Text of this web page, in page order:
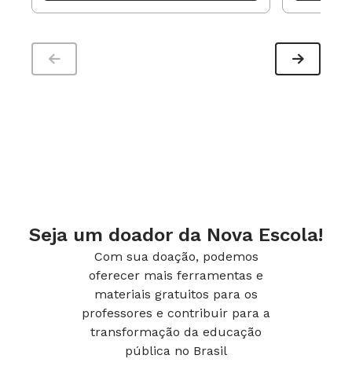
Seja um doador da Nova Escola!
Com sua doação, podemos
oferecer mais ferramentas e
materiais gratuitos para os
professores e contribuir para a
transformação da educação
pública no Brasil